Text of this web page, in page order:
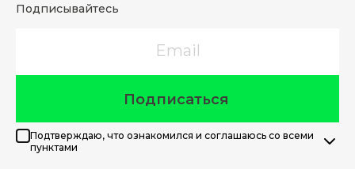
Подписывайтесь
Подписаться
Подтверждаю, что ознакомился и соглашаюсь со всеми
пунктами